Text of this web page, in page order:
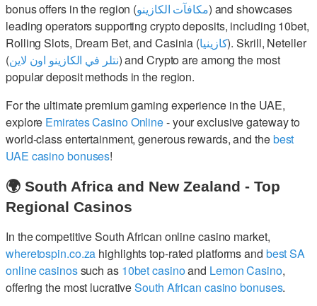
bonus offers in the region (مكافآت الكازينو) and showcases
leading operators supporting crypto deposits, including 10bet,
Rolling Slots, Dream Bet, and Casinia (كازينيا). Skrill, Neteller
(نتلر في الكازينو اون لاين) and Crypto are among the most
popular deposit methods in the region.
For the ultimate premium gaming experience in the UAE,
explore Emirates Casino Online- your exclusive gateway to
world-class entertainment, generous rewards, and thebest
UAE casino bonuses!
🌍 South Africa and New Zealand - Top
Regional Casinos
In the competitive South African online casino market,
wheretospin.co.za highlights top-rated platforms and best SA
online casinossuch as 10bet casinoand Lemon Casino,
offering the most lucrativeSouth African casino bonuses.